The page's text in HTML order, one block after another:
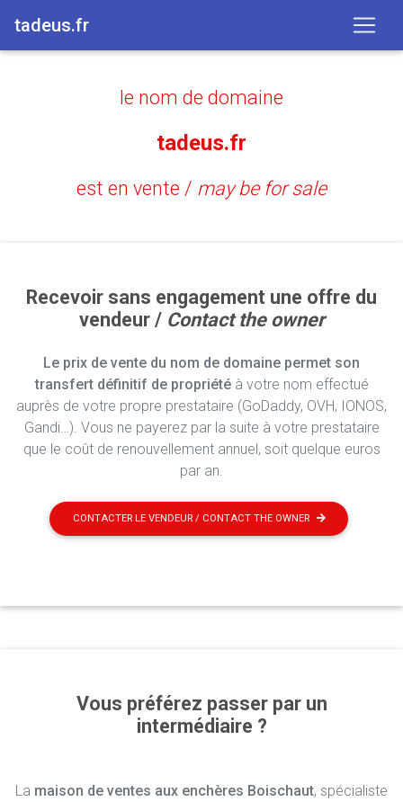
tadeus.fr
le nom de domaine
tadeus.fr
est en vente / may be for sale
Recevoir sans engagement une offre du
vendeur / Contact the owner
Le prix de vente du nom de domaine permet son
transfert définitif de propriétéà votre nom effectué
auprès de votre propre prestataire (GoDaddy, OVH, IONOS,
Gandi…). Vous ne payerez par la suite à votre prestataire
que le coût de renouvellement annuel, soit quelque euros
par an.
CONTACTER LE VENDEUR / CONTACT THE OWNER
Vous préférez passer par un
intermédiaire ?
La maison de ventes aux enchères Boischaut, spécialiste